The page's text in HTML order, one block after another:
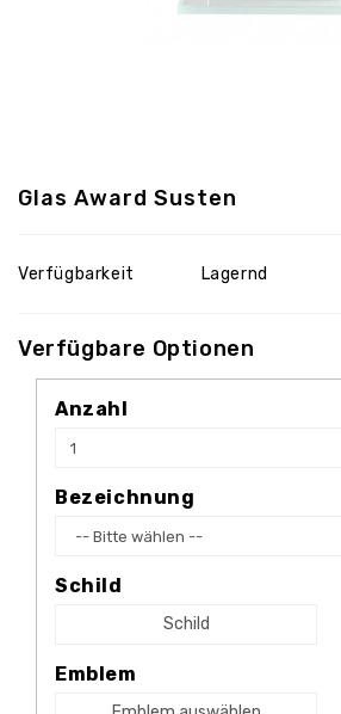
Glas Award Susten
Verfügbarkeit Lagernd
Verfügbare Optionen
Anzahl
Bezeichnung
Schild
Schild
Emblem